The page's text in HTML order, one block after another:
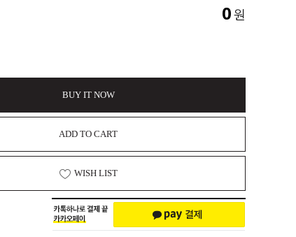
0원
BUY IT NOW
ADD TO CART
WISH LIST